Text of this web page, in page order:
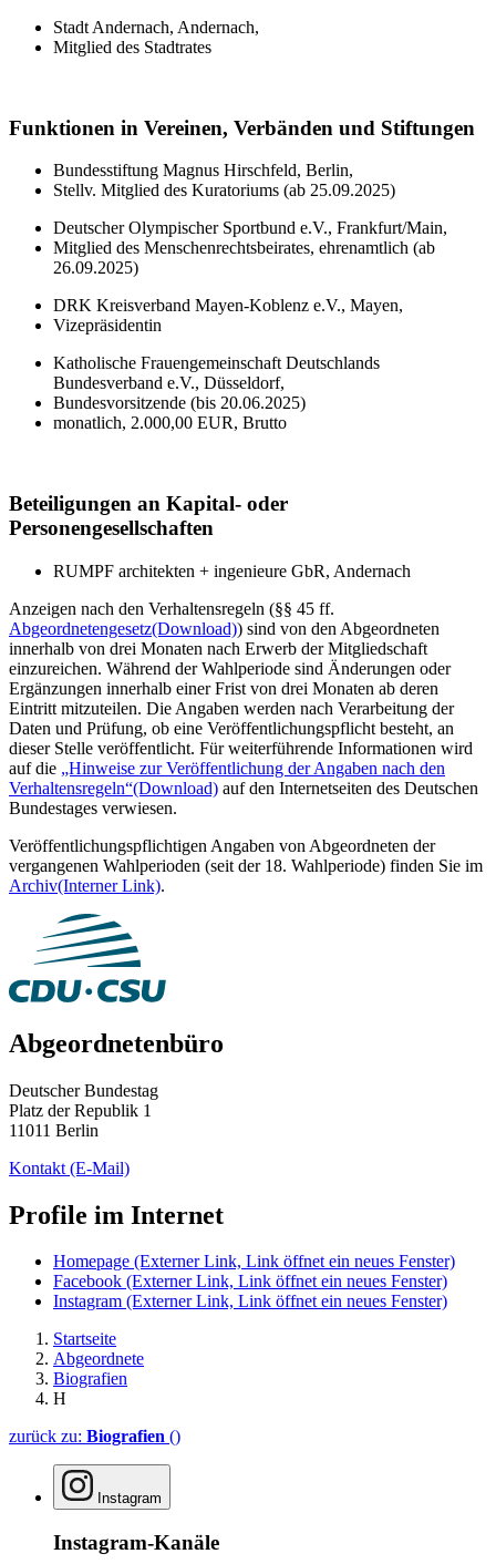
Stadt Andernach, Andernach,
Mitglied des Stadtrates
Funktionen in Vereinen, Verbänden und Stiftungen
Bundesstiftung Magnus Hirschfeld, Berlin,
Stellv. Mitglied des Kuratoriums (ab 25.09.2025)
Deutscher Olympischer Sportbund e.V., Frankfurt/Main,
Mitglied des Menschenrechtsbeirates, ehrenamtlich (ab
26.09.2025)
DRK Kreisverband Mayen-Koblenz e.V., Mayen,
Vizepräsidentin
Katholische Frauengemeinschaft Deutschlands
Bundesverband e.V., Düsseldorf,
Bundesvorsitzende (bis 20.06.2025)
monatlich, 2.000,00 EUR, Brutto
Beteiligungen an Kapital- oder
Personengesellschaften
RUMPF architekten + ingenieure GbR, Andernach
Anzeigen nach den Verhaltensregeln (§§ 45 ff.
Abgeordnetengesetz(Download)) sind von den Abgeordneten
innerhalb von drei Monaten nach Erwerb der Mitgliedschaft
einzureichen. Während der Wahlperiode sind Änderungen oder
Ergänzungen innerhalb einer Frist von drei Monaten ab deren
Eintritt mitzuteilen. Die Angaben werden nach Verarbeitung der
Daten und Prüfung, ob eine Veröffentlichungspflicht besteht, an
dieser Stelle veröffentlicht. Für weiterführende Informationen wird
auf die „Hinweise zur Veröffentlichung der Angaben nach den
Verhaltensregeln“(Download) auf den Internetseiten des Deutschen
Bundestages verwiesen.
Veröffentlichungspflichtigen Angaben von Abgeordneten der
vergangenen Wahlperioden (seit der 18. Wahlperiode) finden Sie im
Archiv(Interner Link).
Abgeordnetenbüro
Deutscher Bundestag
Platz der Republik 1
11011 Berlin
Kontakt (E-Mail)
Profile im Internet
Homepage (Externer Link, Link öffnet ein neues Fenster)
Facebook (Externer Link, Link öffnet ein neues Fenster)
Instagram (Externer Link, Link öffnet ein neues Fenster)
Startseite
Abgeordnete
Biografien
H
zurück zu: Biografien ()
Instagram
Instagram-Kanäle